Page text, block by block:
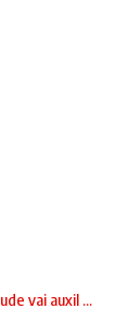
vai auxil ...